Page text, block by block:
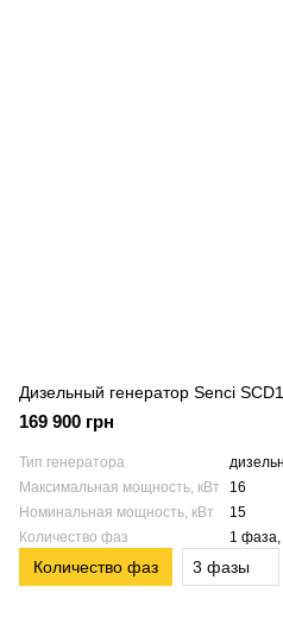
Дизельный генератор Senci
169 900 грн
Тип генератора
Максимальная мощность, кВт
16
Номинальная мощность, кВт
15
Количество фаз
1
Количество фаз 3 фазы